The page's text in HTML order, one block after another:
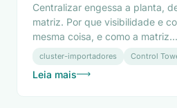
Centralizar engessa a planta,
matriz. Por que visibilidade e
mesma coisa, e como a matriz...
cluster-importadores Control
Leia mais